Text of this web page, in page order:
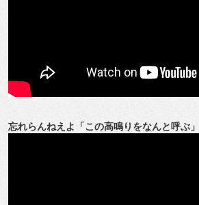
忘れらんねえよ「この高鳴りをなんと呼ぶ」